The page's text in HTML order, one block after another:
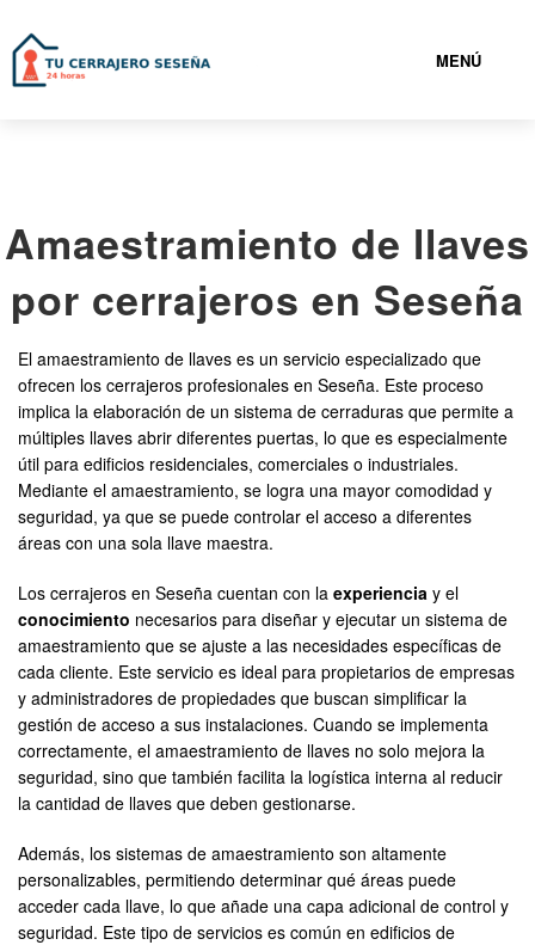
MENÚ
919932526
CERRAJEROS SESEÑA BARATOS
SERVICIOS
CONTACTAR
Amaestramiento de llaves
por cerrajeros en Seseña
El amaestramiento de llaves es un servicio especializado que
ofrecen los cerrajeros profesionales en Seseña. Este proceso
implica la elaboración de un sistema de cerraduras que permite a
múltiples llaves abrir diferentes puertas, lo que es especialmente
útil para edificios residenciales, comerciales o industriales.
Mediante el amaestramiento, se logra una mayor comodidad y
seguridad, ya que se puede controlar el acceso a diferentes
áreas con una sola llave maestra.
Los cerrajeros en Seseña cuentan con la experiencia y el
conocimiento necesarios para diseñar y ejecutar un sistema de
amaestramiento que se ajuste a las necesidades específicas de
cada cliente. Este servicio es ideal para propietarios de empresas
y administradores de propiedades que buscan simplificar la
gestión de acceso a sus instalaciones. Cuando se implementa
correctamente, el amaestramiento de llaves no solo mejora la
seguridad, sino que también facilita la logística interna al reducir
la cantidad de llaves que deben gestionarse.
Además, los sistemas de amaestramiento son altamente
personalizables, permitiendo determinar qué áreas puede
acceder cada llave, lo que añade una capa adicional de control y
seguridad. Este tipo de servicios es común en edificios de